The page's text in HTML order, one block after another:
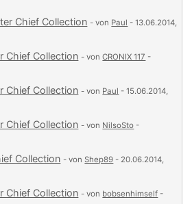
Chief Collection - von Paul - 13.06.2014,
Chief Collection - vonCRONIX 117 -
Chief Collection - von Paul - 15.06.2014,
Chief Collection - von NilsoSto -
Collection - vonShep89 - 20.06.2014,
Chief Collection - von bobsenhimself -